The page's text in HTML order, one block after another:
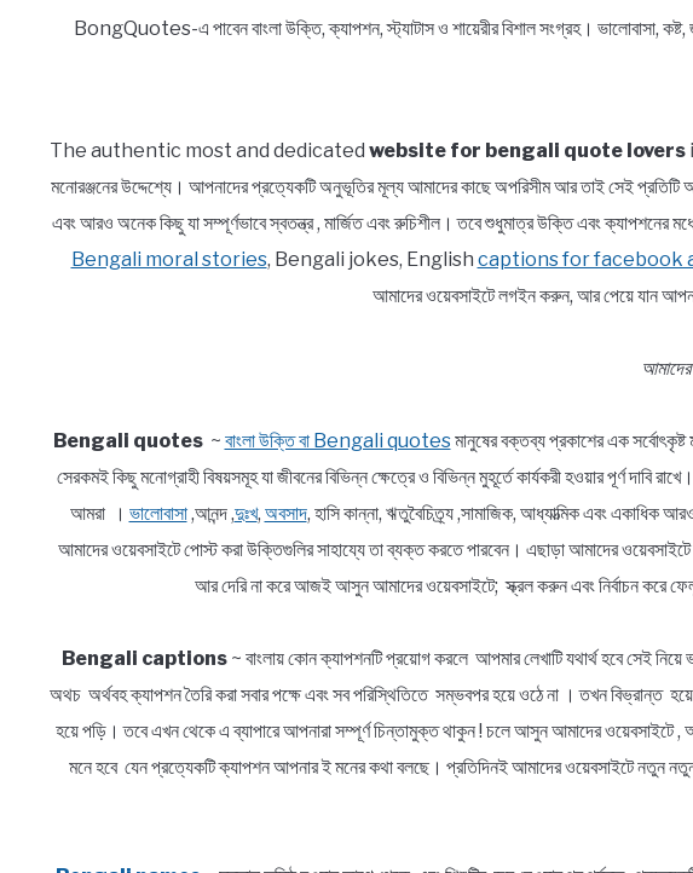
BongQuotes-এ পাবেন বাংলা উক্তি, ক্যাপশন, স্ট্যাটাস ও শায়েরীর বিশাল সংগ্রহ।
The authentic most and dedicated website for bengali quote lovers
মনোরঞ্জনের উদ্দেশ্যে। আপনাদের প্রত্যেকটি অনুভূতির মূল্য আমাদের কাছে অপরিসীম আর তাই সেই
এবং আরও অনেক কিছু যা সম্পূর্ণভাবে স্বতন্ত্র , মার্জিত এবং রুচিশীল। তবে শুধুমাত্র উক্তি এবং ক্যাপশনের
Bengali moral stories, Bengali jokes, English captions for facebook
আমাদের ওয়েবসাইটে লগইন করুন, আর পেয়ে যান
আমাদের
Bengali quotes~ বাংলা উক্তি বা Bengali quotesমানুষের বক্তব্য প্রকাশের এক
সেরকমই কিছু মনোগ্রাহী বিষয়সমূহ যা জীবনের বিভিন্ন ক্ষেত্রে ও বিভিন্ন মুহূর্তে কার্যকরী হওয়ার পূর্ণ দাবি
আমরা । ভালোবাসা,আনন্দ ,দুঃখ, অবসাদ, হাসি কান্না, ঋতুবৈচিত্র্য ,সামাজিক, আধ্যাত্মিক এবং একাধিক
আমাদের ওয়েবসাইটে পোস্ট করা উক্তিগুলির সাহায্যে তা ব্যক্ত করতে পারবেন। এছাড়া আমাদের
আর দেরি না করে আজই আসুন আমাদের ওয়েবসাইটে; স্ক্রল করুন এবং নির্বাচন করে
Bengali captions ~ বাংলায় কোন ক্যাপশনটি প্রয়োগ করলে আপমার লেখাটি যথার্থ হবে সেই
অথচ অর্থবহ ক্যাপশন তৈরি করা সবার পক্ষে এবং সব পরিস্থিতিতে সম্ভবপর হয়ে ওঠে না । তখন বিভ্রান্ত
হয়ে পড়ি। তবে এখন থেকে এ ব্যাপারে আপনারা সম্পূর্ণ চিন্তামুক্ত থাকুন ! চলে আসুন আমাদের ওয়েবসাইটে ,
মনে হবে যেন প্রত্যেকটি ক্যাপশন আপনার ই মনের কথা বলছে। প্রতিদিনই আমাদের ওয়েবসাইটে নতুন